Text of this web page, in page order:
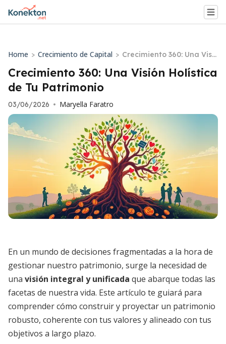
Home > Crecimiento de Capital > Crecimiento 360: Una Visi
ón Holística de Tu Patrim
onio
Crecimiento 360: Una Visión Holística
de Tu Patrimonio
03/06/2026 • Maryella Faratro
En un mundo de decisiones fragmentadas a la hora de
gestionar nuestro patrimonio, surge la necesidad de
una visión integral y unificada que abarque todas las
facetas de nuestra vida. Este artículo te guiará para
comprender cómo construir y proyectar un patrimonio
robusto, coherente con tus valores y alineado con tus
objetivos a largo plazo.